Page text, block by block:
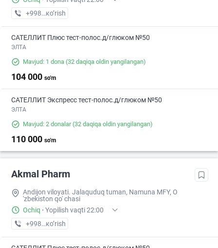
+998 (90) XXX-XX-XX
кo’rish
САТЕЛЛИТ Плюс тест-полос.д/глюком №50
ЭЛТА
Mavjud: 1 dona (32 daqiqa oldin yangilangan)
104 000 so'm
САТЕЛЛИТ Экспресс тест-полос.д/глюком №50
ЭЛТА
Mavjud: 2 donalar(32 daqiqa oldin yangilangan)
110 000 so'm
Akmal Pharm
Andijon viloyati. Jalaquduq tuman, Namuna MFY, O
'zbekiston qo' chasi
Ochiq · Yopilish vaqti 22:00
+998 (90) XXX-XX-XX
кo’rish